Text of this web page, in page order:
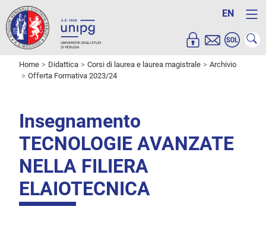
EN
Home Didattica Corsi di laurea e laurea magistrale
Archivio
Offerta Formativa 2023/24
Insegnamento
TECNOLOGIE AVANZATE
NELLA FILIERA
ELAIOTECNICA